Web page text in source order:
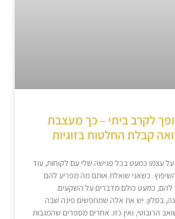
לקרב ביתי – כך מעצבת
קבלת החלטות בזוגיות
עצמו כמעט בכל פגישה שלי עם לקוחות, עוד
כשאני שואלת אותם מה מפריע להם
להם, כמעט כולם מדברים על השקעים.
בסלון. יש את אלה שמחפשים פינה שבה
הרובוטי, ואין כזו. אחרים מספרים שהמגבות